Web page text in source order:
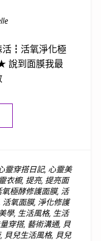
活┇活氧淨化極
到面膜我最
美容]氧顏森活┇活氧淨化
靈穿搭日記, 心靈美
衣櫥, 提亮, 提亮面
氧極酵修護面膜, 活
活氧面膜, 淨化修護
學, 生活風格, 生活
穿搭, 藝術溝通, 貝
, 貝兒生活風格, 貝兒